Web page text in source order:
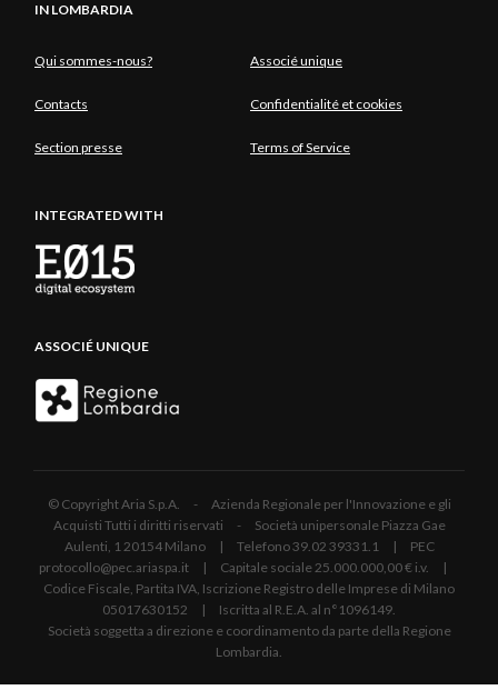
IN LOMBARDIA
Qui sommes-nous? Associé unique
Contacts Confidentialité et cookies
Section presse Terms of Service
INTEGRATED WITH
ASSOCIÉ UNIQUE
© Copyright Aria S.p.A. - Azienda Regionale per l'Innovazione e gli
Acquisti Tutti i diritti riservati - Società unipersonale Piazza Gae
Aulenti, 1 20154 Milano | Telefono 39.02 39331.1 | PEC
protocollo@pec.ariaspa.it | Capitale sociale 25.000.000,00 € i.v. |
Codice Fiscale, Partita IVA, Iscrizione Registro delle Imprese di Milano
05017630152 | Iscritta al R.E.A. al n°1096149.
Società soggetta a direzione e coordinamento da parte della Regione
Lombardia.